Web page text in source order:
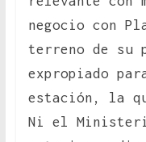
negocio con
terreno de su
expropiado
estación, la
Ni el